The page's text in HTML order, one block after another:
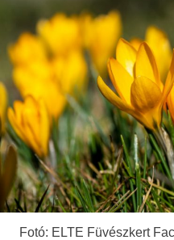
Fotó: ELTE Füvészkert